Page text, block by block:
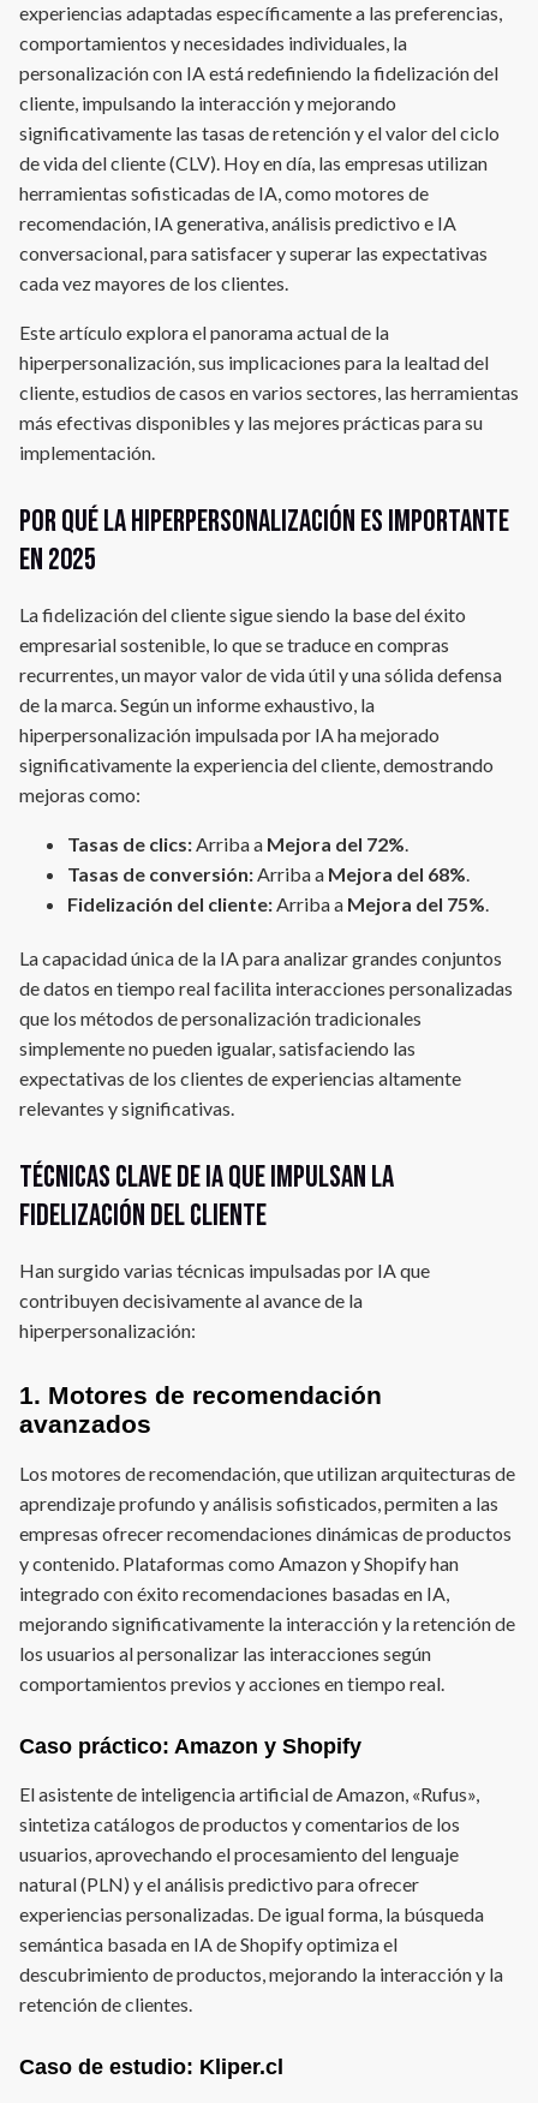
experiencias adaptadas específicamente a las preferencias,
comportamientos y necesidades individuales, la
personalización con IA está redefiniendo la fidelización del
cliente, impulsando la interacción y mejorando
significativamente las tasas de retención y el valor del ciclo
de vida del cliente (CLV). Hoy en día, las empresas utilizan
herramientas sofisticadas de IA, como motores de
recomendación, IA generativa, análisis predictivo e IA
conversacional, para satisfacer y superar las expectativas
cada vez mayores de los clientes.
Este artículo explora el panorama actual de la
hiperpersonalización, sus implicaciones para la lealtad del
cliente, estudios de casos en varios sectores, las herramientas
más efectivas disponibles y las mejores prácticas para su
implementación.
Por qué la hiperpersonalización es importante
en 2025
La fidelización del cliente sigue siendo la base del éxito
empresarial sostenible, lo que se traduce en compras
recurrentes, un mayor valor de vida útil y una sólida defensa
de la marca. Según un informe exhaustivo, la
hiperpersonalización impulsada por IA ha mejorado
significativamente la experiencia del cliente, demostrando
mejoras como:
Tasas de clics:Arriba a Mejora del 72%.
Tasas de conversión:Arriba a Mejora del 68%.
Fidelización del cliente:Arriba a Mejora del 75%.
La capacidad única de la IA para analizar grandes conjuntos
de datos en tiempo real facilita interacciones personalizadas
que los métodos de personalización tradicionales
simplemente no pueden igualar, satisfaciendo las
expectativas de los clientes de experiencias altamente
relevantes y significativas.
Técnicas clave de IA que impulsan la
fidelización del cliente
Han surgido varias técnicas impulsadas por IA que
contribuyen decisivamente al avance de la
hiperpersonalización:
1. Motores de recomendación
avanzados
Los motores de recomendación, que utilizan arquitecturas de
aprendizaje profundo y análisis sofisticados, permiten a las
empresas ofrecer recomendaciones dinámicas de productos
y contenido. Plataformas como Amazon y Shopify han
integrado con éxito recomendaciones basadas en IA,
mejorando significativamente la interacción y la retención de
los usuarios al personalizar las interacciones según
comportamientos previos y acciones en tiempo real.
Caso práctico: Amazon y Shopify
El asistente de inteligencia artificial de Amazon, «Rufus»,
sintetiza catálogos de productos y comentarios de los
usuarios, aprovechando el procesamiento del lenguaje
natural (PLN) y el análisis predictivo para ofrecer
experiencias personalizadas. De igual forma, la búsqueda
semántica basada en IA de Shopify optimiza el
descubrimiento de productos, mejorando la interacción y la
retención de clientes.
Caso de estudio: Kliper.cl